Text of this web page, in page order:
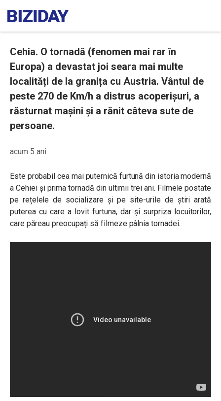
Cehia. O tornadă (fenomen mai rar în
Europa) a devastat joi seara mai multe
localități de la granița cu Austria. Vântul de
peste 270 de Km/h a distrus acoperișuri, a
răsturnat mașini și a rănit câteva sute de
persoane.
acum 5 ani
Este probabil cea mai puternică furtună din istoria modernă
a Cehiei și prima tornadă din ultimii trei ani. Filmele postate
pe rețelele de socializare și pe site-urile de știri arată
puterea cu care a lovit furtuna, dar și surpriza locuitorilor,
care păreau preocupați să filmeze pâlnia tornadei.